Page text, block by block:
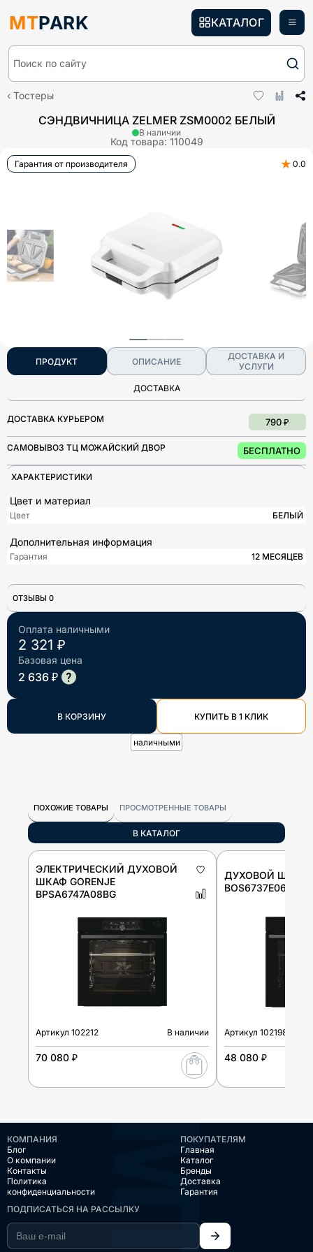
MTPARK
Поиск по сайту
КАТАЛОГ
Тостеры
СЭНДВИЧНИЦА ZELMER ZSM0002 БЕЛЫЙ
Код товара: 110049
В наличии
Гарантия от производителя ★ 0.0
ПРОДУКТ ОПИСАНИЕ
ДОСТАВКА И
УСЛУГИ
Оплата наличными
2 321 ₽
Базовая цена
2 636 ₽
ДОСТАВКА
ДОСТАВКА КУРЬЕРОМ 790 ₽
САМОВЫВОЗ ТЦ МОЖАЙСКИЙ ДВОР БЕСПЛАТНО
В КОРЗИНУ КУПИТЬ В 1 КЛИК
наличными
ХАРАКТЕРИСТИКИ
Цвет и материал
Цвет БЕЛЫЙ
Дополнительная информация
Гарантия 12 МЕСЯЦЕВ
ОТЗЫВЫ 0
ПОХОЖИЕ ТОВАРЫ ПРОСМОТРЕННЫЕ ТОВАРЫ
В КАТАЛОГ
ЭЛЕКТРИЧЕСКИЙ ДУХОВОЙ
ШКАФ GORENJE
BPSA6747A08BG
Артикул 102212 В наличии
70 080 ₽
ДУХОВОЙ ШКАФ
BOS6737E06FBG
Артикул 102198
48 080 ₽
КОМПАНИЯ
Блог
О компании
Контакты
Политика
конфиденциальности
ПОКУПАТЕЛЯМ
Главная
Каталог
Бренды
Доставка
Гарантия
ПОДПИСАТЬСЯ НА РАССЫЛКУ